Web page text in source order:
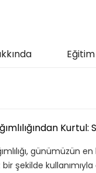
Kurtul:
günümüzün
şekilde